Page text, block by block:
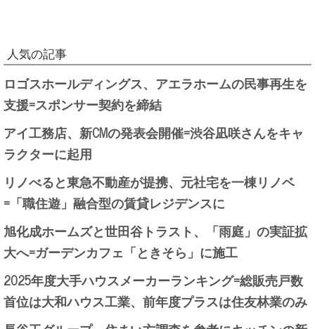
人気の記事
ロゴスホールディングス、アエラホームの民事再生を
支援=スポンサー契約を締結
アイ工務店、新CMの発表会開催=渋谷凪咲さんをキャ
ラクターに起用
リノべると東急不動産が提携、元社宅を一棟リノベ
=「職住遊」融合型の賃貸レジデンスに
旭化成ホームズと世田谷トラスト、「雨庭」の実証拡
大へ=ガーデンカフェ「ときそら」に施工
2025年度大手ハウスメーカーランキング=総販売戸数
首位は大和ハウス工業、前年度プラスは住友林業のみ